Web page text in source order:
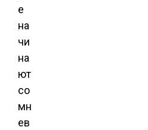
е
на
чи
на
ют
со
мн
ев